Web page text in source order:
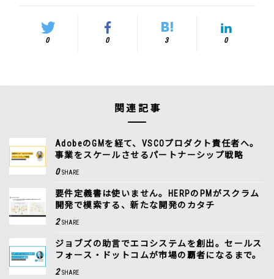
0 0 3 0
関連記事
AdobeのGMを経て、VSCOプロダクト責任者へ。
事業をスケールさせるパートナーシップ戦略
0 SHARE
要件定義書は使いません。HERPのPMがスクラム
開発で模索する、新たな開発のカタチ
2 SHARE
ジョブズの助言でエコシステムを創出。セールス
フォース・ドットコムが市場の覇者になるまで。
2 SHARE